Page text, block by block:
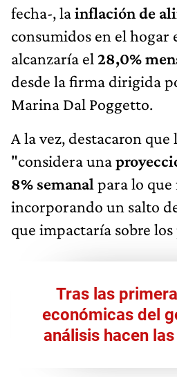
fecha-, lainflaciónde
consumidos en el hogar
alcanzaría el 28,0%
desde la firma dirigida
Marina Dal Poggetto.
A la vez, destacaron que
"considera una
8% semanal para lo que
incorporando un salto
que impactaría sobre
Tras las
económicas del
análisis hacen